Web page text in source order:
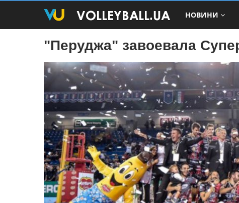
НОВИНИ
"Перуджа" завоевала